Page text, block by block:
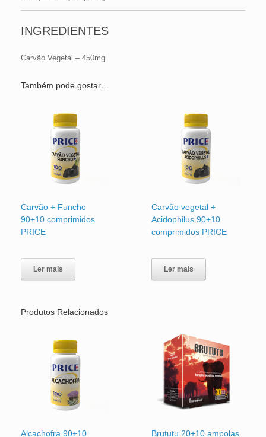
INGREDIENTES
Carvão Vegetal – 450mg
Também pode gostar…
Carvão + Funcho
90+10 comprimidos
PRICE
Ler mais
Carvão vegetal +
Acidophilus 90+10
comprimidos PRICE
Ler mais
Produtos Relacionados
Alcachofra 90+10
Brututu 20+10 ampolas